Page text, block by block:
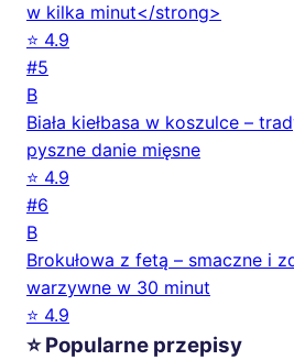
w kilka minut</strong>
⭐ 4.9
#5
B
Biała kiełbasa w koszulce –
pyszne danie mięsne
⭐ 4.9
#6
B
Brokułowa z fetą – smaczne i
warzywne w 30 minut
⭐ 4.9
⭐ Popularne przepisy